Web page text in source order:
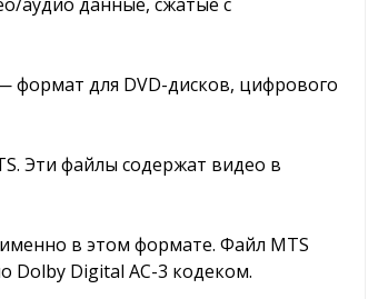
формат для DVD-дисков, цифрового
Эти файлы содержат видео в
в этом формате. Файл MTS
Dolby Digital AC-3 кодеком.